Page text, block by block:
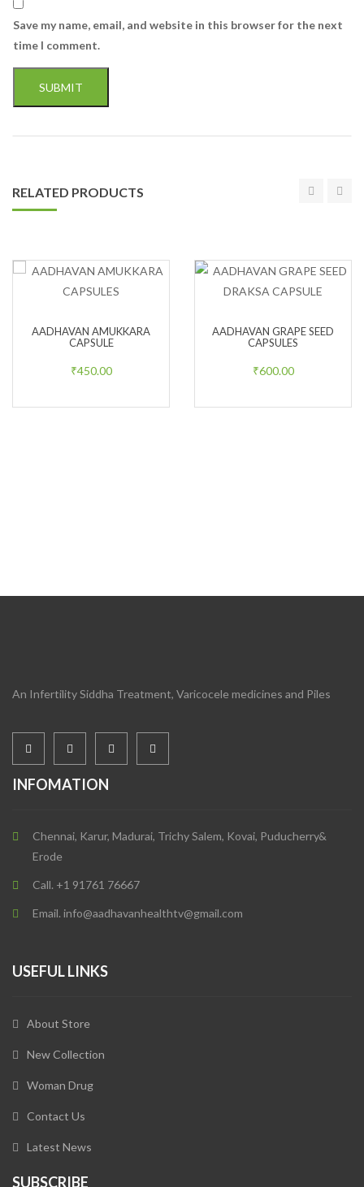
Save my name, email, and website in this browser for the next
time I comment.
RELATED PRODUCTS
AADHAVAN AMUKKARA
CAPSULE
₹450.00
AADHAVAN GRAPE SEED
CAPSULES
₹600.00
An Infertility Siddha Treatment, Varicocele medicines and Piles
INFOMATION
Chennai, Karur, Madurai, Trichy Salem, Kovai, Puducherry&
Erode
Call. +1 91761 76667
Email. info@aadhavanhealthtv@gmail.com
USEFUL LINKS
About Store
New Collection
Woman Drug
Contact Us
Latest News
SUBSCRIBE